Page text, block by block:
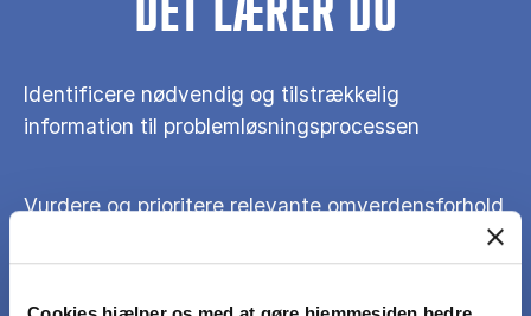
DET LÆRER DU
Identificere nødvendig og tilstrækkelig
information til problemløsningsprocessen
Vurdere og prioritere relevante omverdensforhold